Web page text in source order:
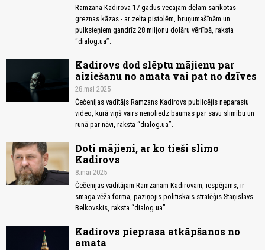
Ramzana Kadirova 17 gadus vecajam dēlam sarīkotas
greznas kāzas - ar zelta pistolēm, bruņumašīnām un
pulksteņiem gandrīz 28 miljonu dolāru vērtībā, raksta
“dialog.ua”.
Kadirovs dod slēptu mājienu par
aiziešanu no amata vai pat no dzīves
28.mai 2025
Čečenijas vadītājs Ramzans Kadirovs publicējis neparastu
video, kurā viņš vairs nenoliedz baumas par savu slimību un
runā par nāvi, raksta “dialog.ua”.
Doti mājieni, ar ko tieši slimo
Kadirovs
8.mai 2025
Čečenijas vadītājam Ramzanam Kadirovam, iespējams, ir
smaga vēža forma, paziņojis politiskais stratēģis Staņislavs
Belkovskis, raksta “dialog.ua”.
Kadirovs pieprasa atkāpšanos no
amata